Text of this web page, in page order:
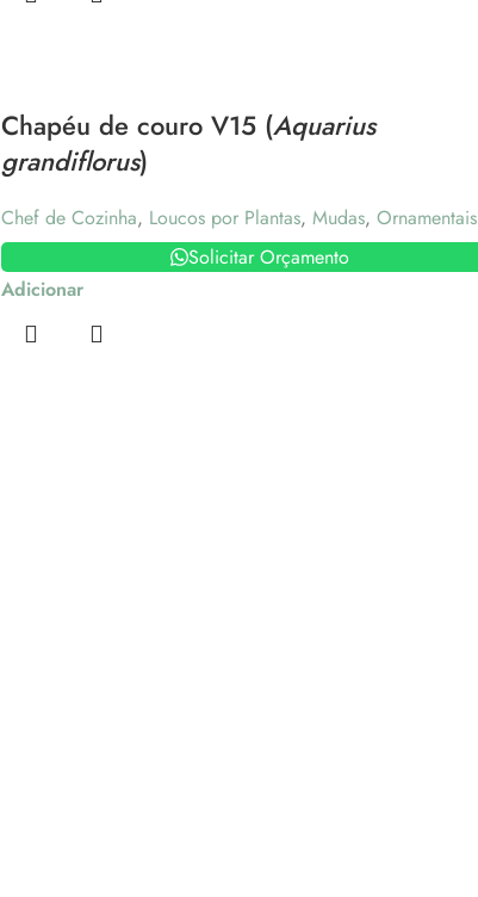
Chapéu de couro V15 (Aquarius
grandiflorus)
Chef de Cozinha, Loucos por Plantas, Mudas, Ornamentais
Solicitar Orçamento
Adicionar